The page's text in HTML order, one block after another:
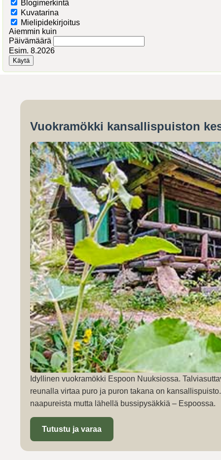
Blogimerkintä
Kuvatarina
Mielipidekirjoitus
Aiemmin kuin
Päivämäärä
Esim. 8.2026
Vuokramökki kansallispuiston
Idyllinen vuokramökki Espoon Nuuksiossa.
reunalla virtaa puro ja puron takana on
naapureista mutta lähellä bussipysäkkiä – Espoossa.
Tutustu ja varaa